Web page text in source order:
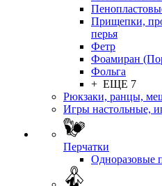
Прищепки,
перья
Фетр
Фоамиран
Фольга
+ ЕЩЕ 7
Рюкзаки, ранцы,
Игры настольные,
Перчатки
Одноразовые